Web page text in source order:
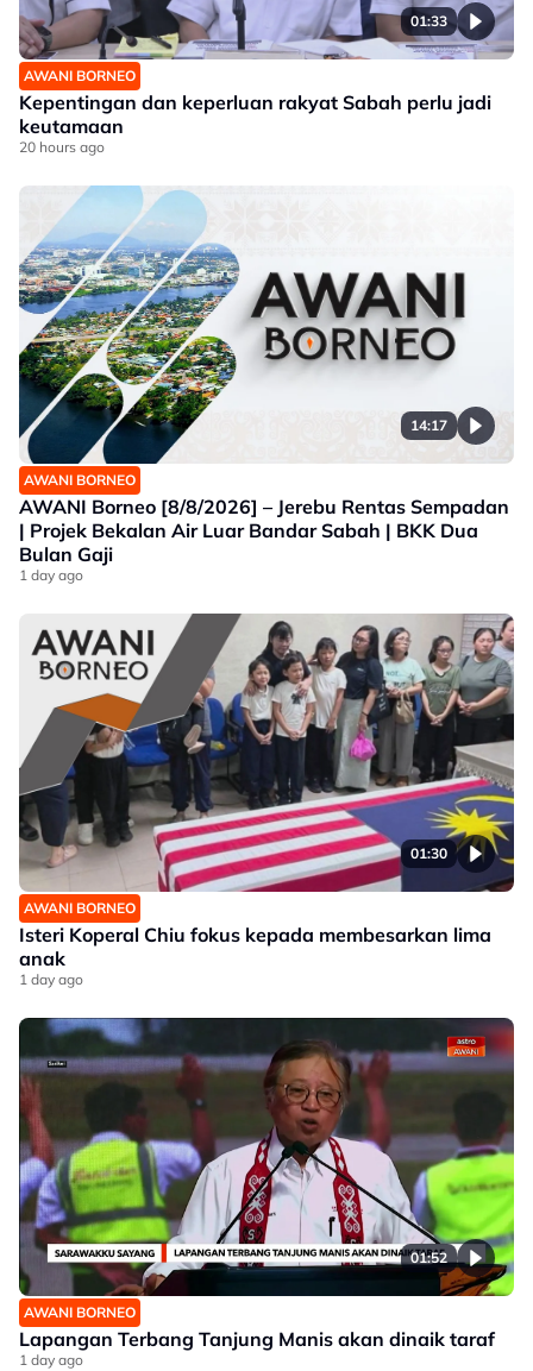
01:33
AWANI BORNEO
Kepentingan dan keperluan rakyat Sabah perlu jadi
keutamaan
20 hours ago
14:17
AWANI BORNEO
AWANI Borneo [8/8/2026] – Jerebu Rentas Sempadan
| Projek Bekalan Air Luar Bandar Sabah | BKK Dua
Bulan Gaji
1 day ago
01:30
AWANI BORNEO
Isteri Koperal Chiu fokus kepada membesarkan lima
anak
1 day ago
01:52
AWANI BORNEO
Lapangan Terbang Tanjung Manis akan dinaik taraf
1 day ago